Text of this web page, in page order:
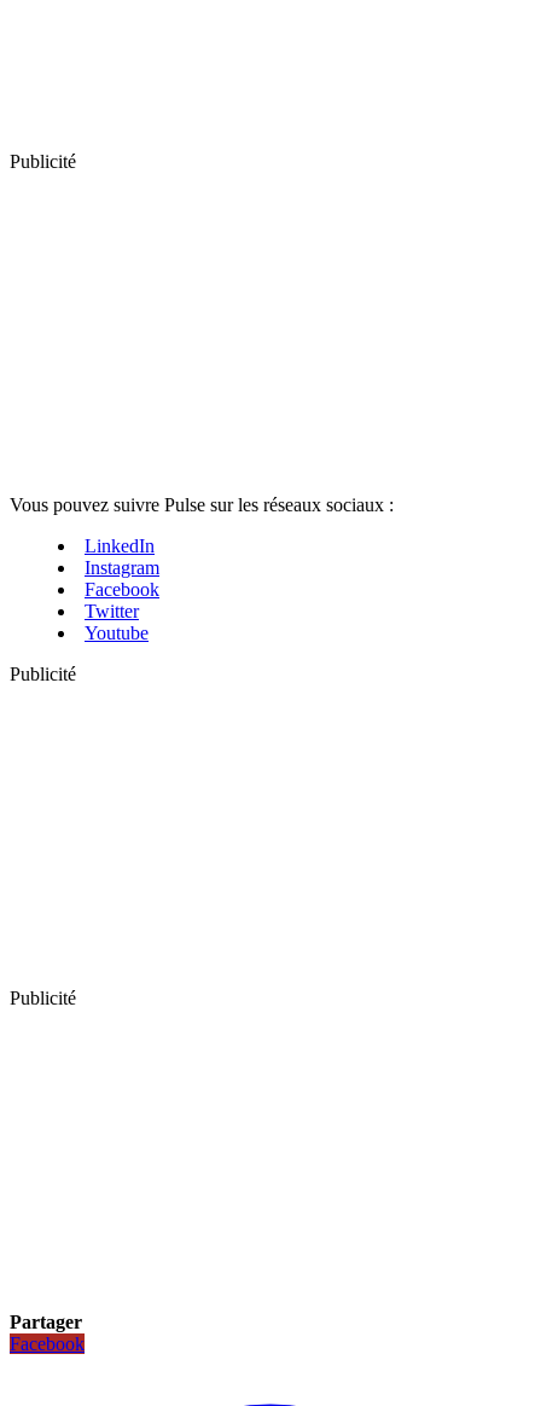
Publicité
Vous pouvez suivre Pulse sur les réseaux sociaux :
LinkedIn
Instagram
Facebook
Twitter
Youtube
Publicité
Publicité
Partager
Facebook